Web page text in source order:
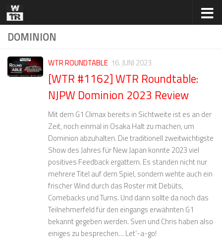
Zum Inhalt springen
DOMINION
WTR ROUNDTABLE 16. JUNI 2023
[WTR #1162] WTR Roundtable:
NJPW Dominion 2023 Review
Mit dem G1 Climax bereits in Sichtweite ist es an der
Zeit, noch einmal in Osaka Halt zu machen, um
Dominion abzuhalten. Die traditionell zweitwichtigste
Show des Jahres für New Japan konnte 2023 viel
positives Feedback ergattern. Es standen nicht nur
mehrere Titel auf dem Spiel, sondern wehte auch ein
frischer Wind durch das Roster mit Debüts,
Comebacks und Turns. Und dann sollte da noch das
Teilnehmerfeld für den eingangs erwähnten G1
bekannt gegeben werden. Sven und Chris haben also
einiges zu besprechen… Let‘-a-go!